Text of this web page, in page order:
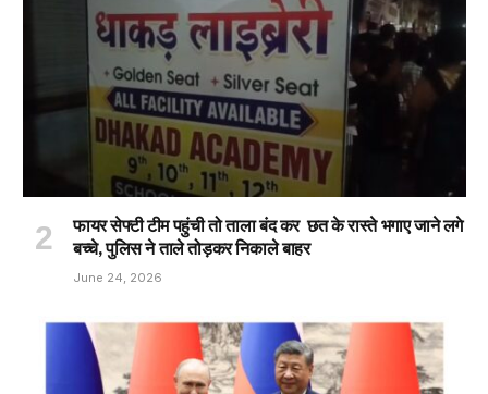
फायर सेफ्टी टीम पहुंची तो ताला बंद कर छत के रास्ते भगाए जाने लगे
बच्चे, पुलिस ने ताले तोड़कर निकाले बाहर
June 24, 2026